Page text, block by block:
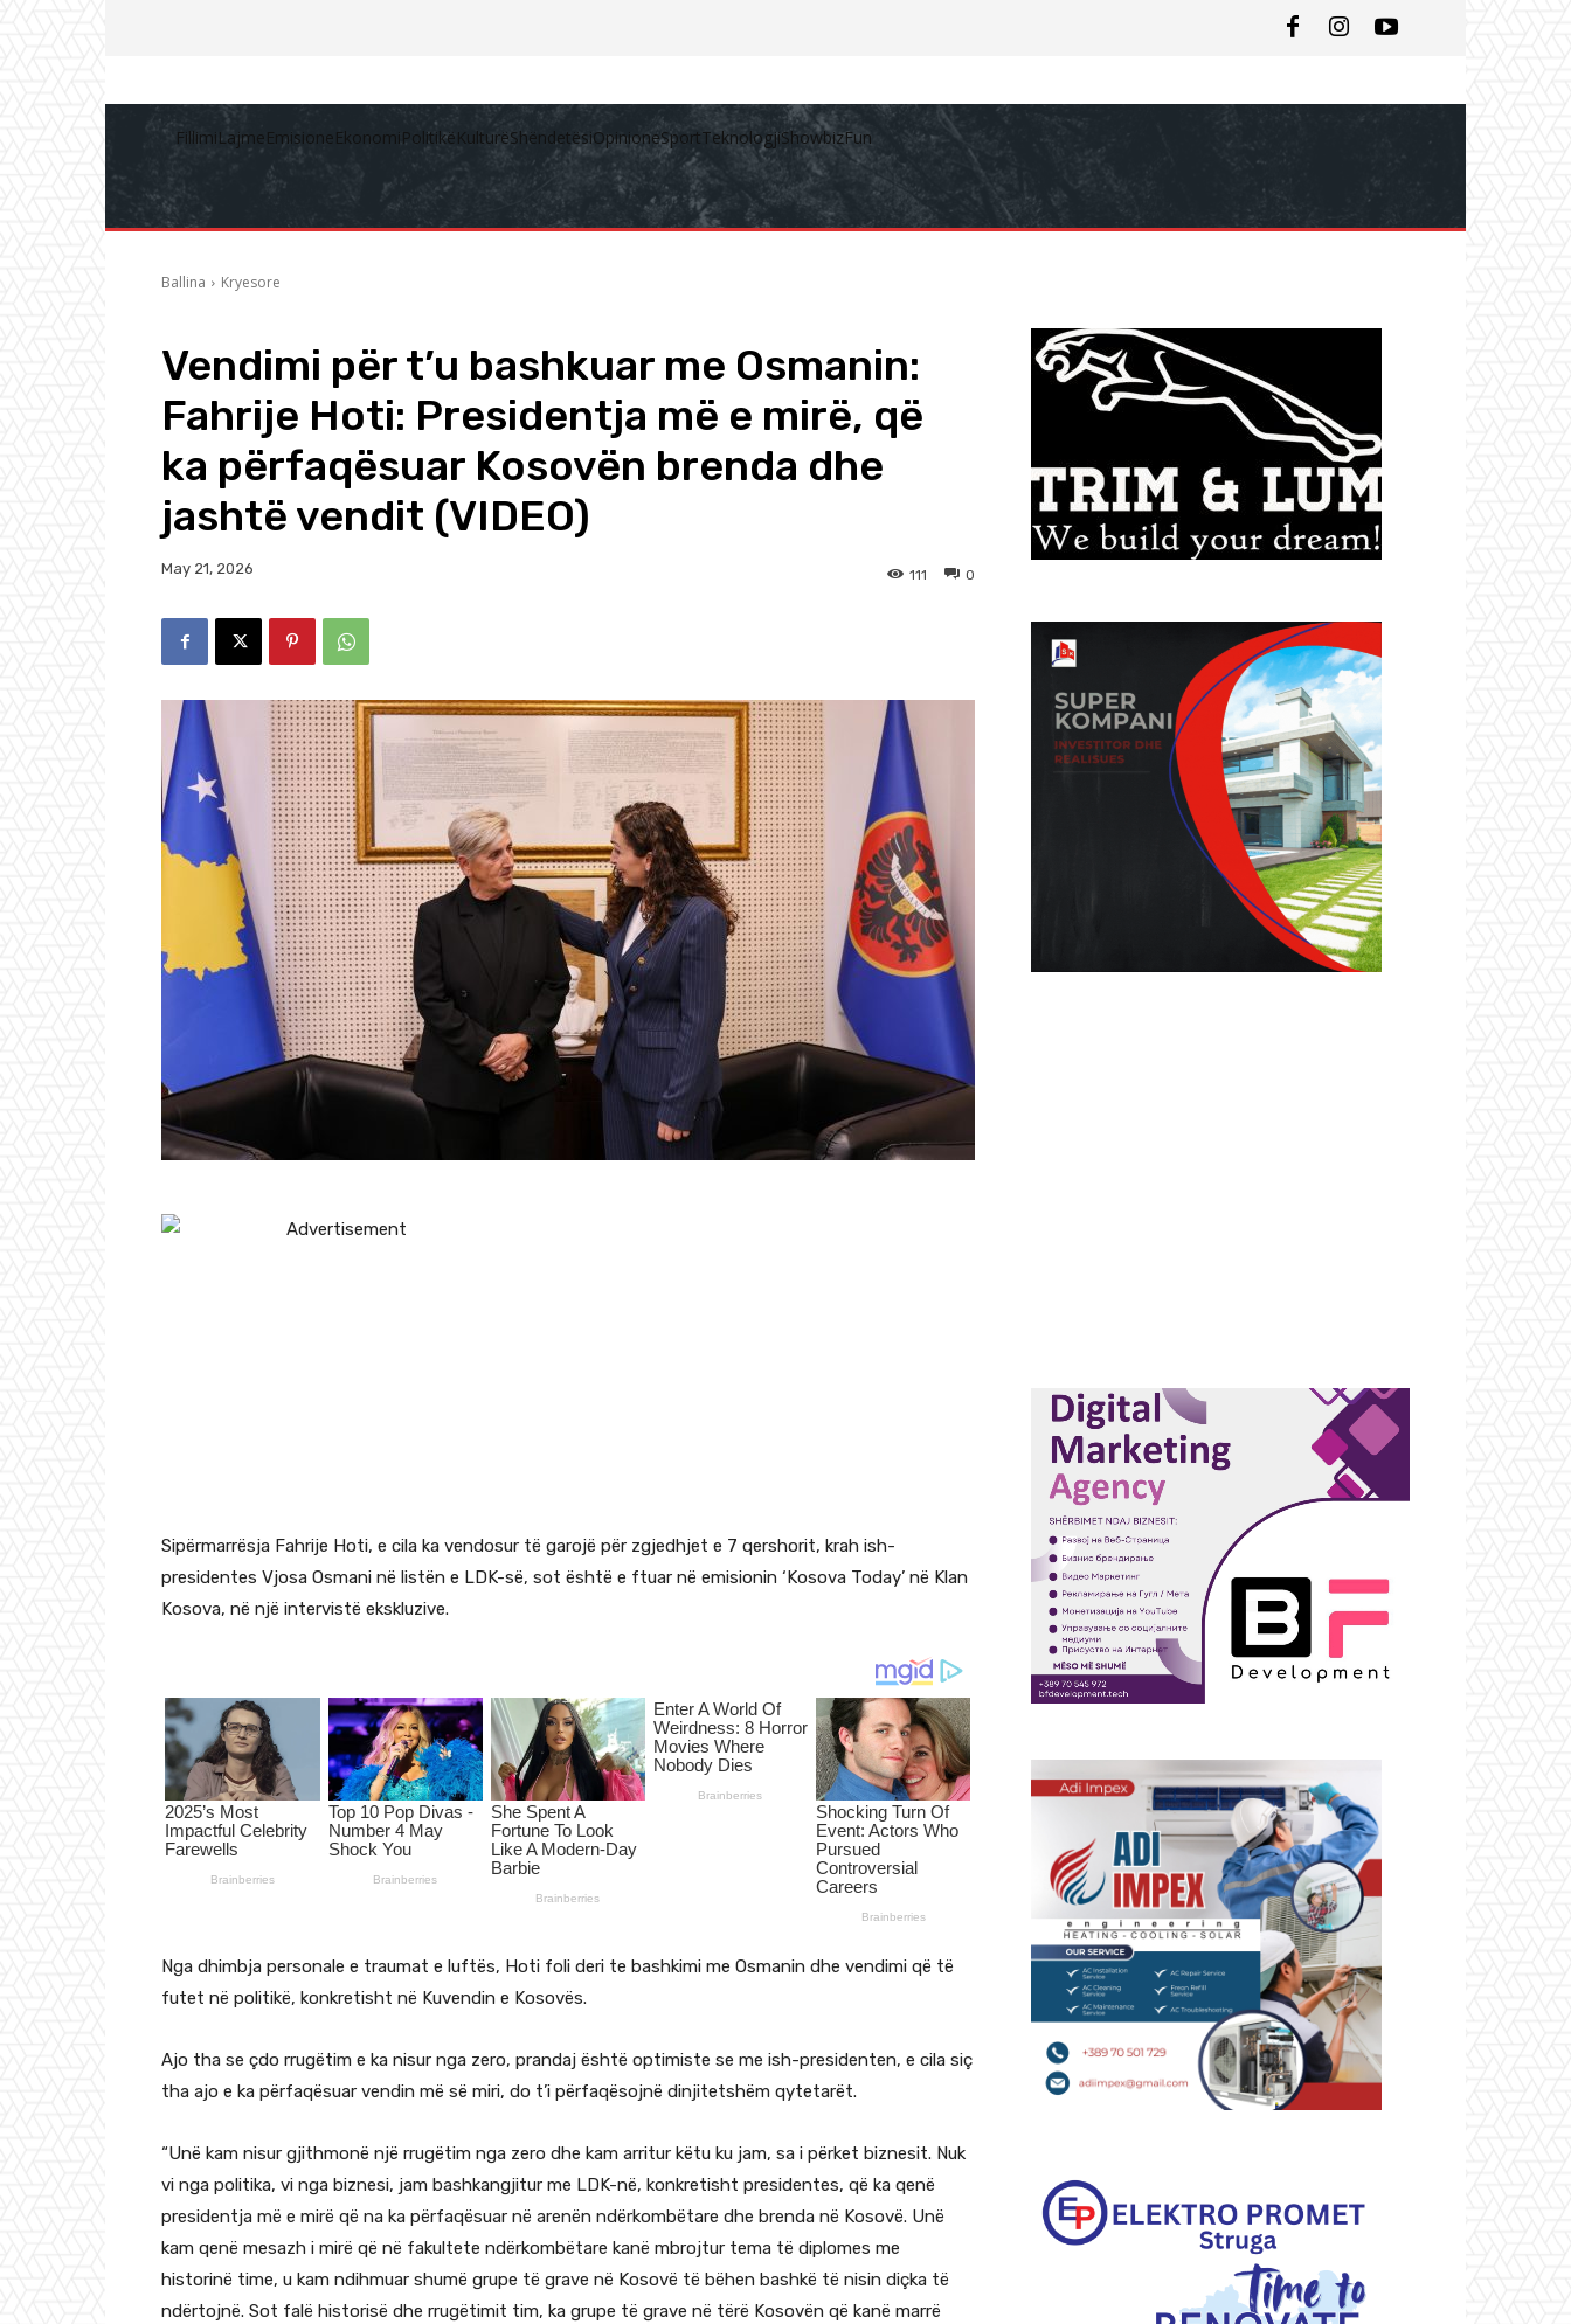
FillimiLajmeEmisioneEkonomiPolitikëKulturëShëndetësiOpinioneSportTeknologjiShowbizFun
Ballina Kryesore
Vendimi për t’u bashkuar me Osmanin:
Fahrije Hoti: Presidentja më e mirë, që
ka përfaqësuar Kosovën brenda dhe
jashtë vendit (VIDEO)
May 21, 2026 0
111
Sipërmarrësja Fahrije Hoti, e cila ka vendosur të garojë për zgjedhjet e 7 qershorit, krah ish-
presidentes Vjosa Osmani në listën e LDK-së, sot është e ftuar në emisionin ‘Kosova Today’ në Klan
Kosova, në një intervistë ekskluzive.
Nga dhimbja personale e traumat e luftës, Hoti foli deri te bashkimi me Osmanin dhe vendimi që të
futet në politikë, konkretisht në Kuvendin e Kosovës.
Ajo tha se çdo rrugëtim e ka nisur nga zero, prandaj është optimiste se me ish-presidenten, e cila siç
tha ajo e ka përfaqësuar vendin më së miri, do t’i përfaqësojnë dinjitetshëm qytetarët.
“Unë kam nisur gjithmonë një rrugëtim nga zero dhe kam arritur këtu ku jam, sa i përket biznesit. Nuk
vi nga politika, vi nga biznesi, jam bashkangjitur me LDK-në, konkretisht presidentes, që ka qenë
presidentja më e mirë që na ka përfaqësuar në arenën ndërkombëtare dhe brenda në Kosovë. Unë
kam qenë mesazh i mirë që në fakultete ndërkombëtare kanë mbrojtur tema të diplomes me
historinë time, u kam ndihmuar shumë grupe të grave në Kosovë të bëhen bashkë të nisin diçka të
ndërtojnë. Sot falë historisë dhe rrugëtimit tim, ka grupe të grave në tërë Kosovën që kanë marrë